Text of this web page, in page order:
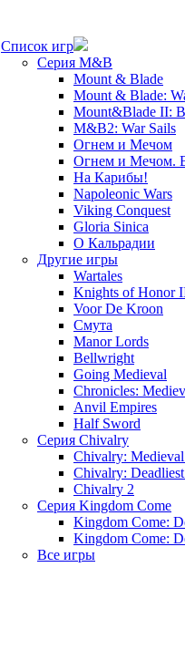
Список игр
Серия M&B
Mount & Blade
Mount & Blade:
Mount&Blade II:
M&B2: War Sails
Огнем и Мечом
Огнем и Мечом.
На Карибы!
Napoleonic Wars
Viking Conquest
Gloria Sinica
О Кальрадии
Другие игры
Wartales
Knights of Honor
Voor De Kroon
Смута
Manor Lords
Bellwright
Going Medieval
Chronicles:
Anvil Empires
Half Sword
Серия Chivalry
Chivalry:
Chivalry:
Chivalry 2
Серия Kingdom Come
Kingdom Come:
Kingdom Come:
Все игры